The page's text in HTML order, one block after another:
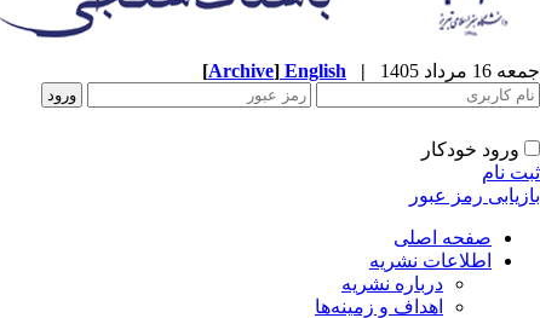
جمعه 16 مرداد 1405 |
English
[Archive]
ورود خودکار
ثبت نام
بازیابی رمز عبور
صفحه اصلی
اطلاعات نشریه
درباره نشریه
اهداف و زمینه‌ها